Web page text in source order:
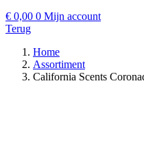
€ 0,00 0 Mijn account
Terug
Home
Assortiment
California Scents